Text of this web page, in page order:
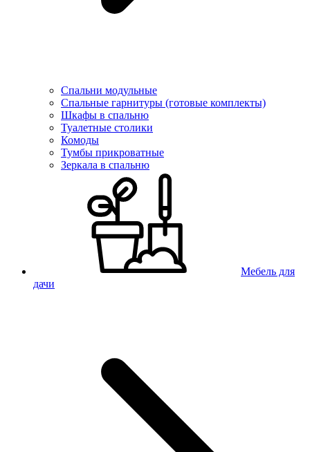
Спальни модульные
Спальные гарнитуры (готовые комплекты)
Шкафы в спальню
Туалетные столики
Комоды
Тумбы прикроватные
Зеркала в спальню
Мебель для
дачи